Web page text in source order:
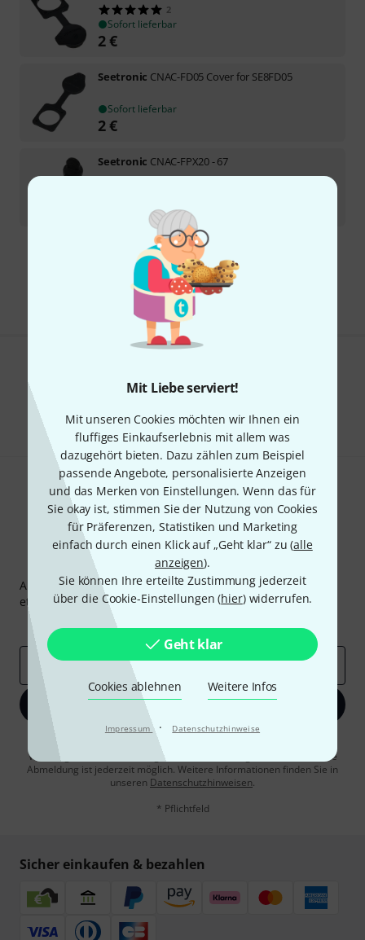
Mit Liebe serviert!
Mit unseren Cookies möchten wir Ihnen ein
fluffiges Einkaufserlebnis mit allem was
dazugehört bieten. Dazu zählen zum Beispiel
passende Angebote, personalisierte Anzeigen
und das Merken von Einstellungen. Wenn das für
Sie okay ist, stimmen Sie der Nutzung von Cookies
für Präferenzen, Statistiken und Marketing
einfach durch einen Klick auf „Geht klar“ zu (alle
anzeigen).
Sie können Ihre erteilte Zustimmung jederzeit
über die Cookie-Einstellungen (hier) widerrufen.
Geht klar
Cookies ablehnen Weitere Infos
Impressum · Datenschutzhinweise
2
Sofort lieferbar
2€
Seetronic CNAC-FD05 Cover for SE8FD05
Sofort lieferbar
2€
Seetronic CNAC-FPX20 - 67
Kostenloser Versand ab 29 €
Alle Preise inkl. MwSt.
Thomann Newsletter
Abonniere den Thomann Newsletter und gewinne mit
etwas Glück einen von50 Gutscheinenüber jeweils50€
Inspirierende Beiträge
Deals Thomann Insights
E-Mail-Adresse*
Jetzt anmelden
Mit Klick auf „Jetzt anmelden“ stimmen Sie dem Erhalt von E-Mail-
Werbung und einer Messung des E-Mail-Nutzungsverhaltens zu. Die
Abmeldung ist jederzeit möglich. Weitere Informationen finden Sie in
unseren Datenschutzhinweisen.
* Pflichtfeld
Sicher einkaufen & bezahlen